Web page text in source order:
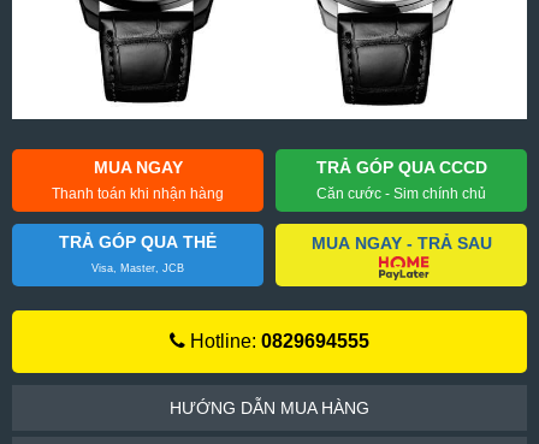
MUA NGAY
Thanh toán khi nhận hàng
TRẢ GÓP QUA CCCD
Căn cước - Sim chính chủ
TRẢ GÓP QUA THẺ
Visa, Master, JCB
MUA NGAY - TRẢ SAU
Hotline: 0829694555
HƯỚNG DẪN MUA HÀNG